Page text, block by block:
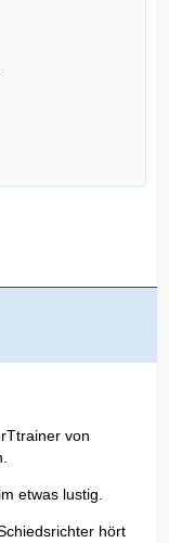
von
etwas lustig.
hört